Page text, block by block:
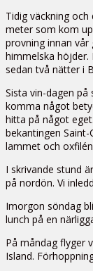
Tidig väckning
meter som kom
provning innan
himmelska höjder.
sedan två nätter i
Sista vin-dagen
komma något
hitta på något
bekantingen
lammet och
I skrivande stund
på nordön. Vi
Imorgon söndag
lunch på en
På måndag flyger
Island.